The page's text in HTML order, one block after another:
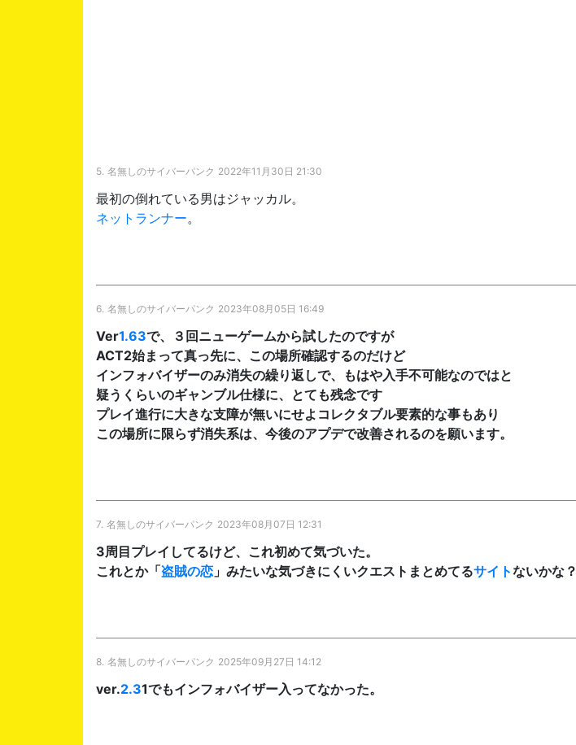
5. 名無しのサイバーパンク 2022年11月30日 21:30
最初の倒れている男はジャッカル。
ネットランナー。
6. 名無しのサイバーパンク 2023年08月05日 16:49
Ver1.63で、３回ニューゲームから試したのですが
ACT2始まって真っ先に、この場所確認するのだけど
インフォバイザーのみ消失の繰り返しで、もはや入手不可能なのではと
疑うくらいのギャンブル仕様に、とても残念です
プレイ進行に大きな支障が無いにせよコレクタブル要素的な事もあり
この場所に限らず消失系は、今後のアプデで改善されるのを願います。
7. 名無しのサイバーパンク 2023年08月07日 12:31
3周目プレイしてるけど、これ初めて気づいた。
これとか「盗賊の恋 」みたいな気づきにくいクエストまとめてるサイトないかな？
8. 名無しのサイバーパンク 2025年09月27日 14:12
ver.2.31でもインフォバイザー入ってなかった。